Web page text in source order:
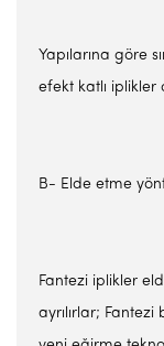
Yapılarına göre
efekt katlı iplikler
B- Elde etme
Fantezi iplikler
ayrılırlar;